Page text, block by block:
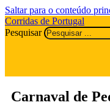
Saltar para o conteúdo
Corridas de Portugal
Pesquisar
Carnaval de